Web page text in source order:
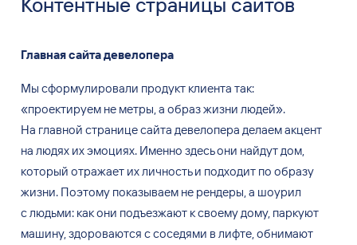
Главная сайта девелопера
Мы сформулировали продукт клиента так:
«проектируем не метры, а образ жизни людей».
На главной странице сайта девелопера делаем акцент
на людях ихэмоциях. Именно здесь они найдут дом,
который отражает ихличность и подходит по образу
жизни. Поэтому показываем не рендеры, а шоурил
слюдьми: как они подъезжают ксвоему дому, паркуют
машину, здороваются ссоседями в лифте, обнимают